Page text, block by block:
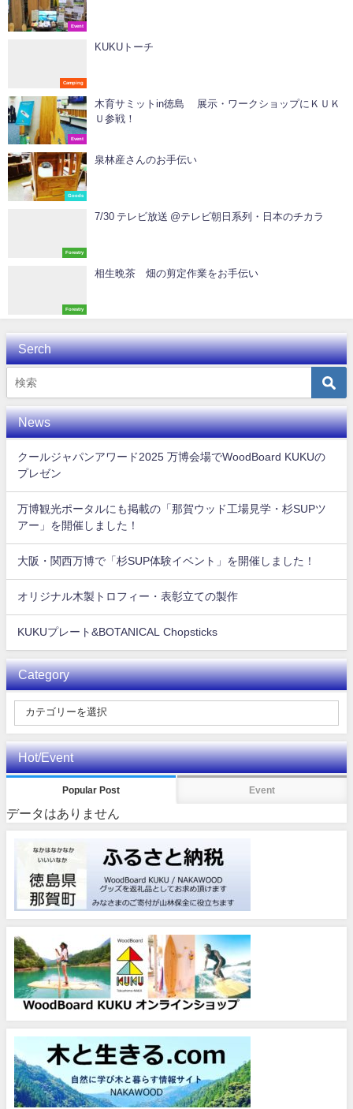
Event
Camping
KUKUトーチ
Event
木育サミットin徳島 展示・ワークショップにＫＵＫ
Ｕ参戦！
Goods
泉林産さんのお手伝い
Forestry
7/30 テレビ放送 @テレビ朝日系列・日本のチカラ
Forestry
相生晩茶 畑の剪定作業をお手伝い
Serch
News
クールジャパンアワード2025 万博会場でWoodBoard KUKUの
プレゼン
万博観光ポータルにも掲載の「那賀ウッド工場見学・杉SUPツ
アー」を開催しました！
大阪・関西万博で「杉SUP体験イベント」を開催しました！
オリジナル木製トロフィー・表彰立ての製作
KUKUプレート&BOTANICAL Chopsticks
Category
Hot/Event
Popular Post Event
データはありません